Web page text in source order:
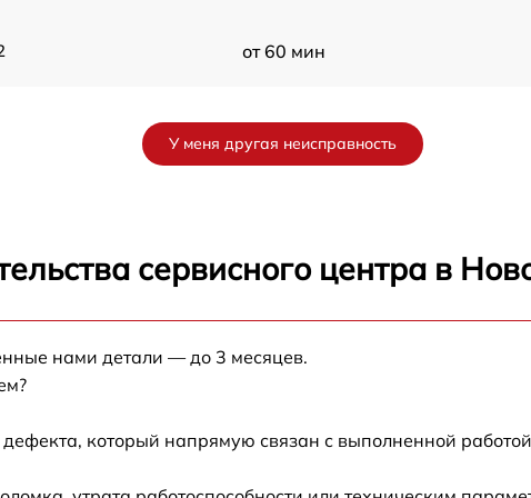
от 60 мин
от 60 мин
от 60 мин
У меня другая неисправность
сервисного центра в
нами детали — до 3 месяцев.
который напрямую связан с выполненной